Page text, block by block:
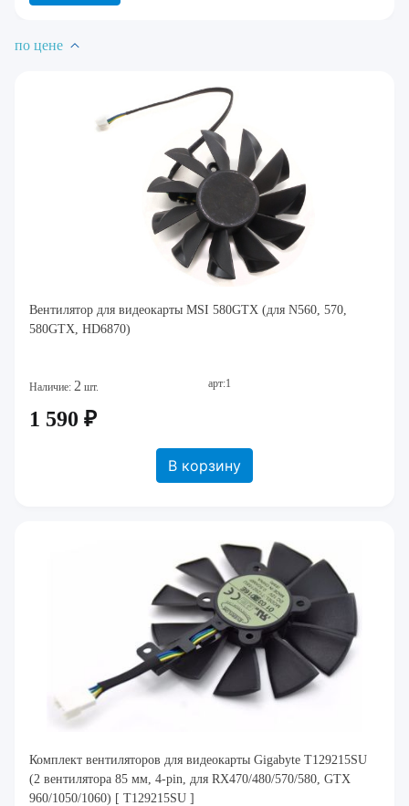
по цене
Вентилятор для видеокарты MSI 580GTX (для N560, 570,
580GTX, HD6870)
Наличие: 2 шт. арт:1
1 590 ₽
В корзину
Комплект вентиляторов для видеокарты Gigabyte T129215SU
(2 вентилятора 85 мм, 4-pin, для RX470/480/570/580, GTX
960/1050/1060) [ T129215SU ]